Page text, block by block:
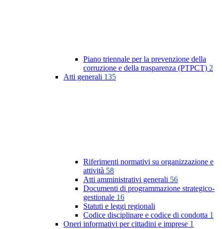
Piano triennale per la prevenzione della
corruzione e della trasparenza (PTPCT) 2
Atti generali 135
Riferimenti normativi su organizzazione e
attività 58
Atti amministrativi generali 56
Documenti di programmazione strategico-
gestionale 16
Statuti e leggi regionali
Codice disciplinare e codice di condotta 1
Oneri informativi per cittadini e imprese 1